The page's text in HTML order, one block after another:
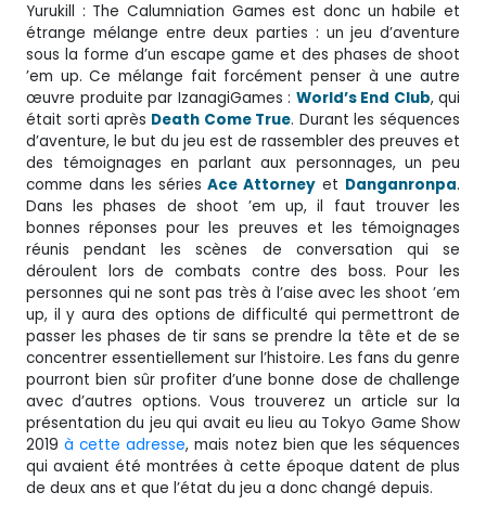
Yurukill : The Calumniation Games est donc un habile et
étrange mélange entre deux parties : un jeu d’aventure
sous la forme d’un escape game et des phases de shoot
’em up. Ce mélange fait forcément penser à une autre
œuvre produite par IzanagiGames : World’s End Club, qui
était sorti après Death Come True. Durant les séquences
d’aventure, le but du jeu est de rassembler des preuves et
des témoignages en parlant aux personnages, un peu
comme dans les sériesAce Attorney et Danganronpa.
Dans les phases de shoot ’em up, il faut trouver les
bonnes réponses pour les preuves et les témoignages
réunis pendant les scènes de conversation qui se
déroulent lors de combats contre des boss. Pour les
personnes qui ne sont pas très à l’aise avec les shoot ’em
up, il y aura des options de difficulté qui permettront de
passer les phases de tir sans se prendre la tête et de se
concentrer essentiellement sur l’histoire. Les fans du genre
pourront bien sûr profiter d’une bonne dose de challenge
avec d’autres options. Vous trouverez un article sur la
présentation du jeu qui avait eu lieu au Tokyo Game Show
2019à cette adresse, mais notez bien que les séquences
qui avaient été montrées à cette époque datent de plus
de deux ans et que l’état du jeu a donc changé depuis.